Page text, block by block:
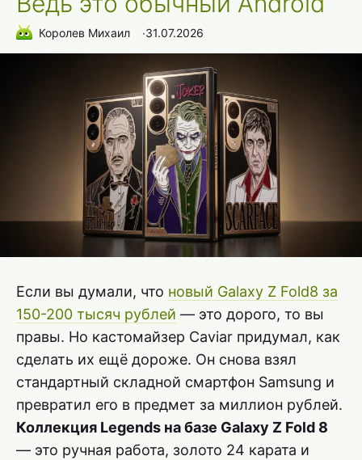
Королев Михаил ∙31.07.2026
Если вы думали, что новый Galaxy Z Fold8 за
150-200 тысяч рублей — это дорого, то вы
правы. Но кастомайзер Caviar придумал, как
сделать их ещё дороже. Он снова взял
стандартный складной смартфон Samsung и
превратил его в предмет за миллион рублей.
Коллекция Legends на базе Galaxy Z Fold 8
— это ручная работа, золото 24 карата и